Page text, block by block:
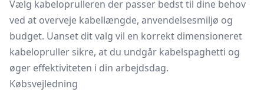
Vælg kabeloprulleren der passer bedst til dine behov
ved at overveje kabellængde, anvendelsesmiljø og
budget. Uanset dit valg vil en korrekt dimensioneret
kabelopruller sikre, at du undgår kabelspaghetti og
øger effektiviteten i din arbejdsdag.
Købsvejledning